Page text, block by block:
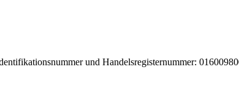
und Handelsregisternummer: